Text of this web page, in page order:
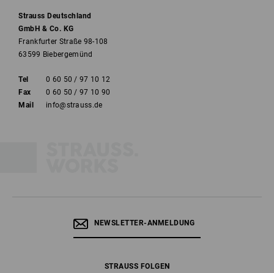
Strauss Deutschland
GmbH & Co. KG
Frankfurter Straße 98-108
63599 Biebergemünd
Tel
0 60 50 / 97 10 12
Fax
0 60 50 / 97 10 90
Mail
info@strauss.de
NEWSLETTER-ANMELDUNG
STRAUSS FOLGEN